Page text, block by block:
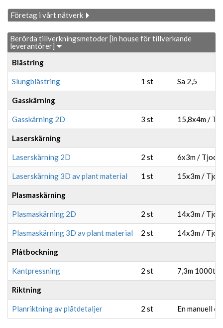
Företag i vårt nätverk
Berörda tillverkningsmetoder [in house för tillverkande
leverantörer]
Blästring
Slungblästring 1 st Sa 2,5
Gasskärning
Gasskärning 2D 3 st 15,8x4m /
Laserskärning
Laserskärning 2D 2 st 6x3m /
Laserskärning 3D av plant material 1 st 15x3m /
Plasmaskärning
Plasmaskärning 2D 2 st 14x3m /
Plasmaskärning 3D av plant material 2 st 14x3m /
Plåtbockning
Kantpressning 2 st 7,3m
Riktning
Planriktning av plåtdetaljer 2 st En manuell